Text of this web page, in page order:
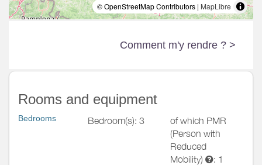
© OpenStreetMap Contributors | MapLibre
Comment m'y rendre ? >
Rooms and equipment
Bedrooms Bedroom(s): 3
of which PMR
(Person with
Reduced
Mobility)
: 1